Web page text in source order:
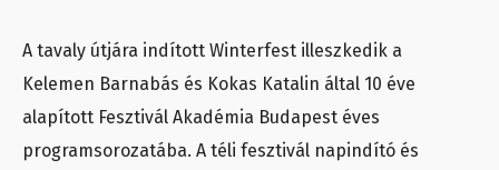
A tavaly útjára indított Winterfest illeszkedik a
Kelemen Barnabás és Kokas Katalin által 10 éve
alapított Fesztivál Akadémia Budapest éves
programsorozatába. A téli fesztivál napindító és